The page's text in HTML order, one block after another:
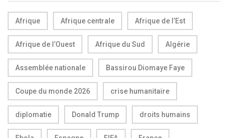
Afrique Afrique centrale Afrique de l’Est
Afrique de l’Ouest Afrique du Sud Algérie
Assemblée nationale Bassirou Diomaye Faye
Coupe du monde 2026 crise humanitaire
diplomatie Donald Trump droits humains